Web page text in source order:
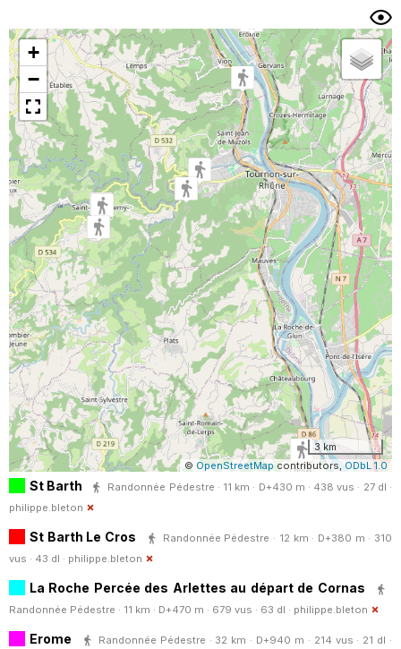
Trier par
Horodatage Photos
+
−
3 km
© OpenStreetMap contributors, ODbL 1.0
St Barth
Randonnée Pédestre · 11 km · D+430 m · 438 vus · 27 dl ·
philippe.bleton
St Barth Le Cros
Randonnée Pédestre · 12 km · D+380 m · 310
vus · 43 dl · philippe.bleton
La Roche Percée des Arlettes au départ de Cornas
Randonnée Pédestre · 11 km · D+470 m · 679 vus · 63 dl · philippe.bleton
Erome
Randonnée Pédestre · 32 km · D+940 m · 214 vus · 21 dl ·